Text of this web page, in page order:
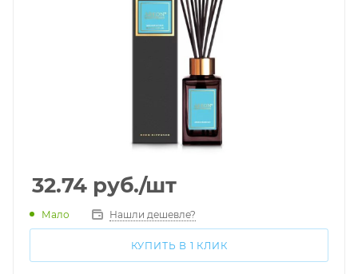
32.74 руб./шт
Мало Нашли дешевле?
КУПИТЬ В 1 КЛИК